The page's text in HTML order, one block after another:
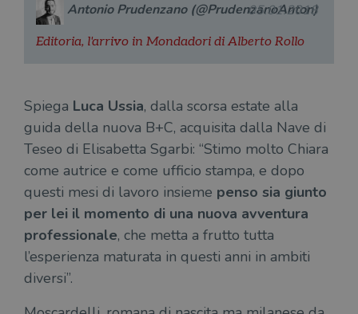
Antonio Prudenzano (@PrudenzanoAnton)
05.01.2018
Editoria, l'arrivo in Mondadori di Alberto Rollo
Spiega Luca Ussia, dalla scorsa estate alla
guida della nuova B+C, acquisita dalla Nave di
Teseo di Elisabetta Sgarbi: “Stimo molto Chiara
come autrice e come ufficio stampa, e dopo
questi mesi di lavoro insieme penso sia giunto
per lei il momento di una nuova avventura
professionale, che metta a frutto tutta
l’esperienza maturata in questi anni in ambiti
diversi”.